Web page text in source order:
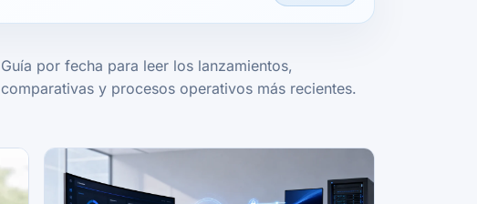
Guía por fecha para leer los lanzamientos,
comparativas y procesos operativos más recientes.